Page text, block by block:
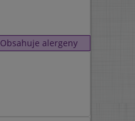
Obsahuje alergeny